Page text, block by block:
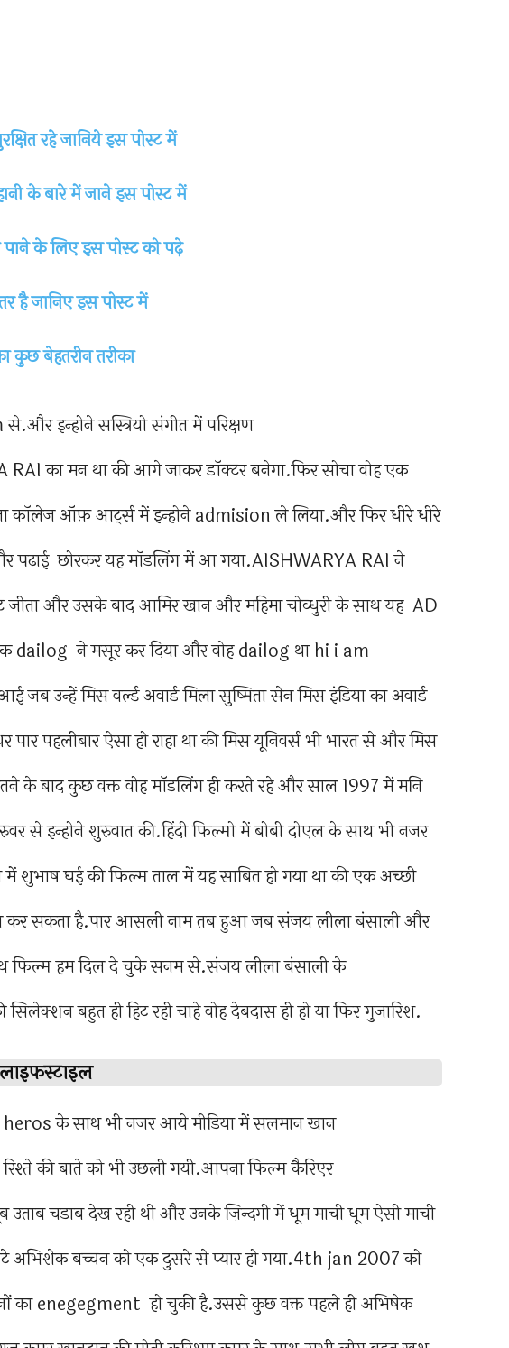
रहे जानिये इस पोस्ट में
के बारे में जाने इस पोस्ट में
के लिए इस पोस्ट को पढ़े
है जानिए इस पोस्ट में
कुछ बेहतरीन तरीका
इन्होने सस्त्रियो संगीत में परिक्षण
RAI का मन था की आगे जाकर डॉक्टर बनेगा.फिर सोचा वोह एक
कॉलेज ऑफ़ आर्ट्स में इन्होने admision ले लिया.और फिर धीरे धीरे
पढाई छोरकर यह मॉडलिंग में आ गया.AISHWARYA RAI ने
और उसके बाद आमिर खान और महिमा चोव्धुरी के साथ यह AD
dailog ने मसूर कर दिया और वोह dailog था hi i am
उन्हें मिस वर्ल्ड अवार्ड मिला सुष्मिता सेन मिस इंडिया का अवार्ड
पहलीबार ऐसा हो राहा था की मिस यूनिवर्स भी भारत से और मिस
के बाद कुछ वक्त वोह मॉडलिंग ही करते रहे और साल 1997 में मनि
से इन्होने शुरुवात की.हिंदी फिल्मो में बोबी दोएल के साथ भी नजर
शुभाष घई की फिल्म ताल में यह साबित हो गया था की एक अच्छी
कर सकता है.पार आसली नाम तब हुआ जब संजय लीला बंसाली और
फिल्म हम दिल दे चुके सनम से.संजय लीला बंसाली के
बहुत ही हिट रही चाहे वोह देबदास ही हो या फिर गुजारिश.
के साथ भी नजर आये मीडिया में सलमान खान
की बाते को भी उछली गयी.आपना फिल्म कैरिएर
चडाब देख रही थी और उनके ज़िन्दगी में धूम माची धूम ऐसी माची
अभिशेक बच्चन को एक दुसरे से प्यार हो गया.4th jan 2007 को
का enegegment हो चुकी है.उससे कुछ वक्त पहले ही अभिषेक